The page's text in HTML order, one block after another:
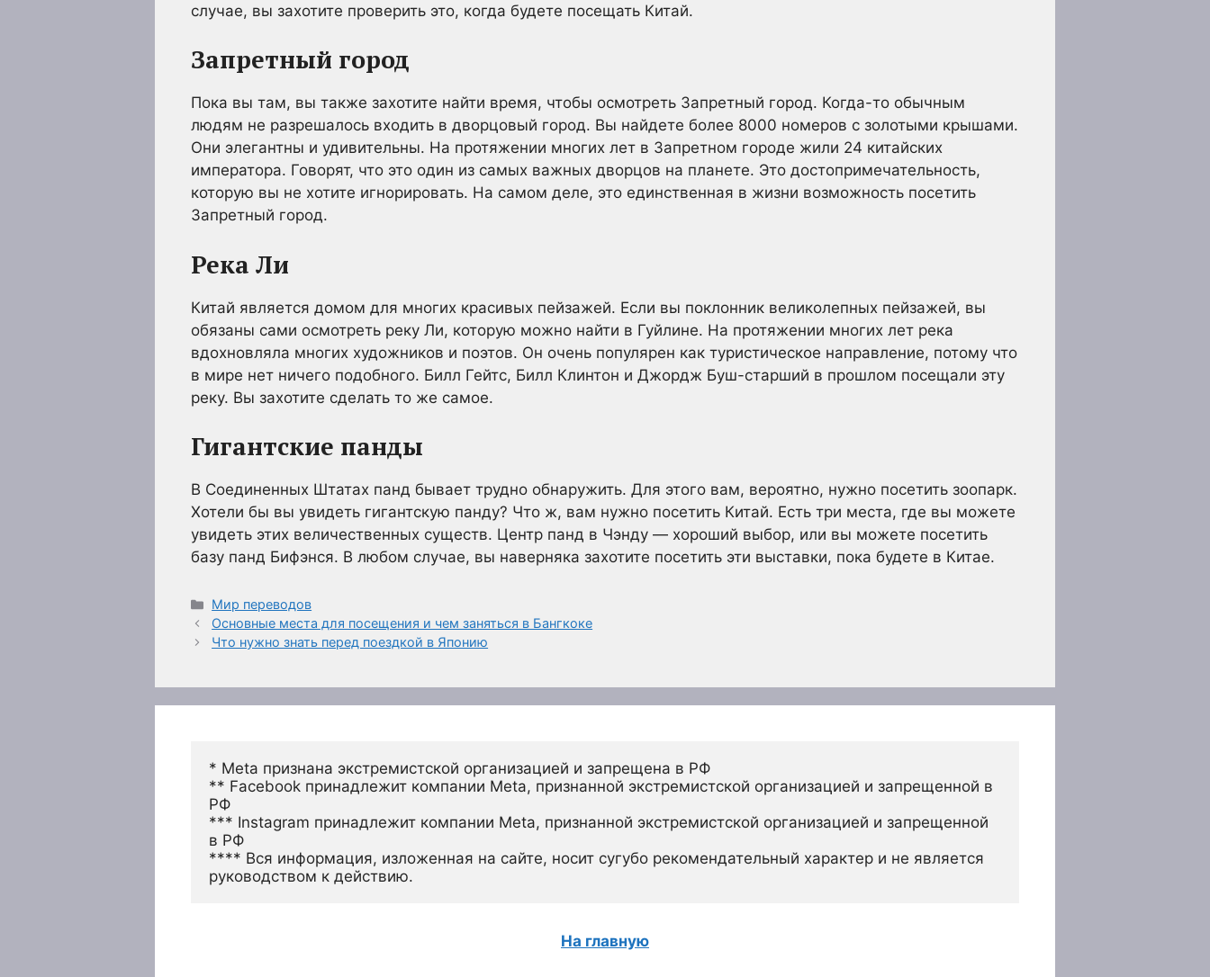
случае, вы захотите проверить это, когда будете посещать Китай.
Запретный город
Пока вы там, вы также захотите найти время, чтобы осмотреть Запретный город. Когда-то обычным
людям не разрешалось входить в дворцовый город. Вы найдете более 8000 номеров с золотыми крышами.
Они элегантны и удивительны. На протяжении многих лет в Запретном городе жили 24 китайских
императора. Говорят, что это один из самых важных дворцов на планете. Это достопримечательность,
которую вы не хотите игнорировать. На самом деле, это единственная в жизни возможность посетить
Запретный город.
Река Ли
Китай является домом для многих красивых пейзажей. Если вы поклонник великолепных пейзажей, вы
обязаны сами осмотреть реку Ли, которую можно найти в Гуйлине. На протяжении многих лет река
вдохновляла многих художников и поэтов. Он очень популярен как туристическое направление, потому что
в мире нет ничего подобного. Билл Гейтс, Билл Клинтон и Джордж Буш-старший в прошлом посещали эту
реку. Вы захотите сделать то же самое.
Гигантские панды
В Соединенных Штатах панд бывает трудно обнаружить. Для этого вам, вероятно, нужно посетить зоопарк.
Хотели бы вы увидеть гигантскую панду? Что ж, вам нужно посетить Китай. Есть три места, где вы можете
увидеть этих величественных существ. Центр панд в Чэнду — хороший выбор, или вы можете посетить
базу панд Бифэнся. В любом случае, вы наверняка захотите посетить эти выставки, пока будете в Китае.
Рубрики
Мир переводов
Основные места для посещения и чем заняться в Бангкоке
Что нужно знать перед поездкой в Японию
* Meta признана экстремистской организацией и запрещена в РФ
** Facebook принадлежит компании Meta, признанной экстремистской организацией и запрещенной в
РФ
*** Instagram принадлежит компании Meta, признанной экстремистской организацией и запрещенной
в РФ
**** Вся информация, изложенная на сайте, носит сугубо рекомендательный характер и не является
руководством к действию.
На главную